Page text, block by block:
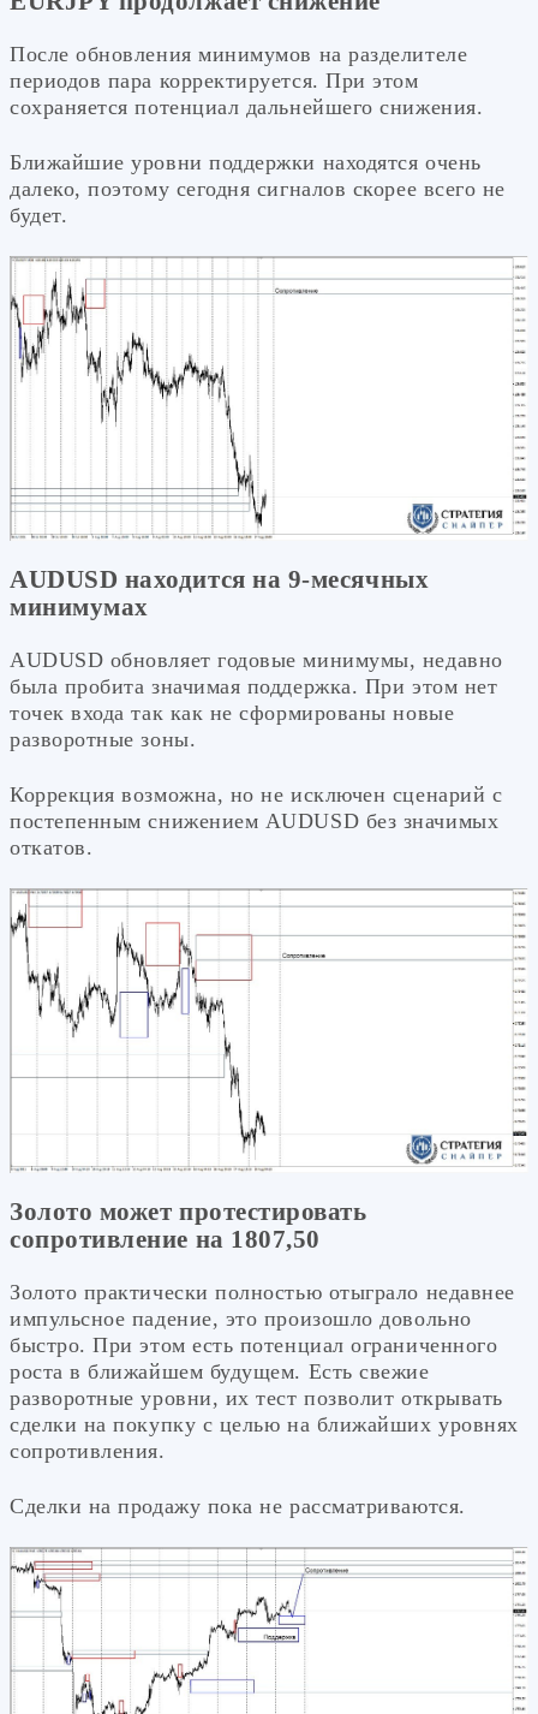
После обновления минимумов на разделителе
периодов пара корректируется. При этом
сохраняется потенциал дальнейшего снижения.
Ближайшие уровни поддержки находятся очень
далеко, поэтому сегодня сигналов скорее всего не
будет.
AUDUSD находится на 9-месячных
минимумах
AUDUSD обновляет годовые минимумы, недавно
была пробита значимая поддержка. При этом нет
точек входа так как не сформированы новые
разворотные зоны.
Коррекция возможна, но не исключен сценарий с
постепенным снижением AUDUSD без значимых
откатов.
Золото может протестировать
сопротивление на 1807,50
Золото практически полностью отыграло недавнее
импульсное падение, это произошло довольно
быстро. При этом есть потенциал ограниченного
роста в ближайшем будущем. Есть свежие
разворотные уровни, их тест позволит открывать
сделки на покупку с целью на ближайших уровнях
сопротивления.
Сделки на продажу пока не рассматриваются.